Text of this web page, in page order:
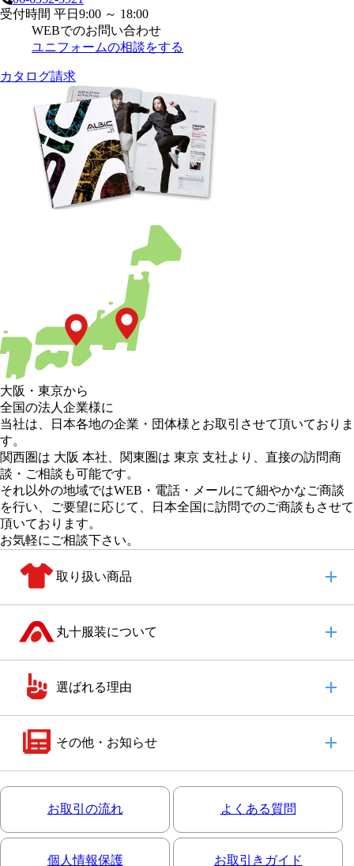
受付時間 平日9:00 ～ 18:00
WEBでのお問い合わせ
ユニフォームの相談をする
カタログ請求
大阪 ・ 東京から
全国の法人企業様に
当社は、日本各地の企業・団体様とお取引させて頂いておりま
す。
関西圏は 大阪 本社
関東圏は 東京 支社より、直接の訪問商
談・ご相談も可能です。
それ以外の地域ではWEB・電話・メールにて細やかなご商談
を行い、
ご要望に応じて、日本全国に訪問でのご商談もさせて
頂いております。
お気軽にご相談下さい。
取り扱い商品
丸十服装について
選ばれる理由
その他・お知らせ
お取引の流れ よくある質問
個人情報保護 お取引きガイド